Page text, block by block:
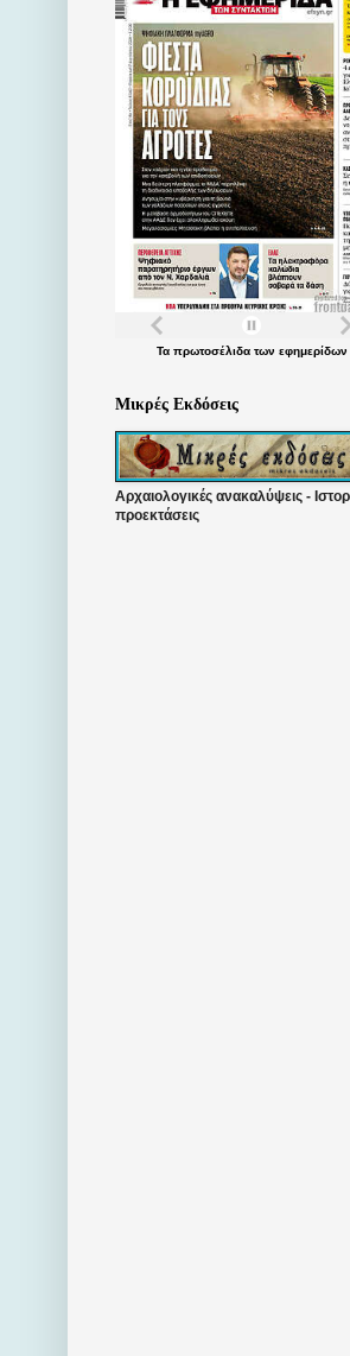
Τα πρωτοσέλιδατων εφημερίδων
Μικρές Εκδόσεις
Αρχαιολογικές ανακαλύψεις -
προεκτάσεις